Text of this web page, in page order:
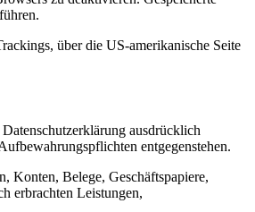
über die US-amerikanische Seite
ausdrücklich
entgegenstehen.
Konten, Belege, Geschäftspapiere,
erbrachten Leistungen,